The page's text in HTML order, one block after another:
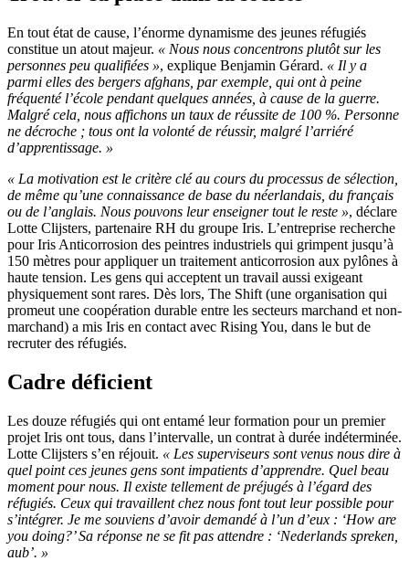
En tout état de cause, l’énorme dynamisme des jeunes réfugiés
constitue un atout majeur. « Nous nous concentrons plutôt sur les
personnes peu qualifiées », explique Benjamin Gérard. « Il y a
parmi elles des bergers afghans, par exemple, qui ont à peine
fréquenté l’école pendant quelques années, à cause de la guerre.
Malgré cela, nous affichons un taux de réussite de 100 %. Personne
ne décroche ; tous ont la volonté de réussir, malgré l’arriéré
d’apprentissage. »
« La motivation est le critère clé au cours du processus de sélection,
de même qu’une connaissance de base du néerlandais, du français
ou de l’anglais. Nous pouvons leur enseigner tout le reste », déclare
Lotte Clijsters, partenaire RH du groupe Iris. L’entreprise recherche
pour Iris Anticorrosion des peintres industriels qui grimpent jusqu’à
150 mètres pour appliquer un traitement anticorrosion aux pylônes à
haute tension. Les gens qui acceptent un travail aussi exigeant
physiquement sont rares. Dès lors, The Shift (une organisation qui
promeut une coopération durable entre les secteurs marchand et non-
marchand) a mis Iris en contact avec Rising You, dans le but de
recruter des réfugiés.
Cadre déficient
Les douze réfugiés qui ont entamé leur formation pour un premier
projet Iris ont tous, dans l’intervalle, un contrat à durée indéterminée.
Lotte Clijsters s’en réjouit. « Les superviseurs sont venus nous dire à
quel point ces jeunes gens sont impatients d’apprendre. Quel beau
moment pour nous. Il existe tellement de préjugés à l’égard des
réfugiés. Ceux qui travaillent chez nous font tout leur possible pour
s’intégrer. Je me souviens d’avoir demandé à l’un d’eux : ‘How are
you doing?’ Sa réponse ne se fit pas attendre : ‘Nederlands spreken,
aub’. »